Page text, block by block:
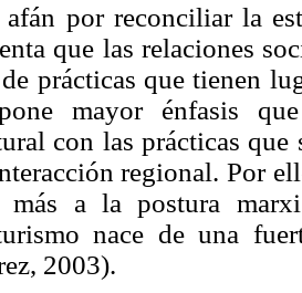
por reconciliar la
que las relaciones
prácticas que tienen
mayor énfasis
con las prácticas
regional. Por
más a la postura
nace de una
2003).